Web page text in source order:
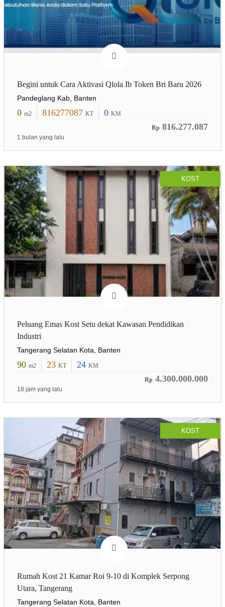
Begini untuk Cara Aktivasi Qlola Ib Token Bri Baru 2026
Pandeglang Kab, Banten
0 m2 816277087 KT 0 KM
Rp 816.277.087
1 bulan yang lalu
KOST
Peluang Emas Kost Setu dekat Kawasan Pendidikan
Industri
Tangerang Selatan Kota, Banten
90 m2 23 KT 24 KM
Rp 4.300.000.000
18 jam yang lalu
KOST
Rumah Kost 21 Kamar Roi 9-10 di Komplek Serpong
Utara, Tangerang
Tangerang Selatan Kota, Banten